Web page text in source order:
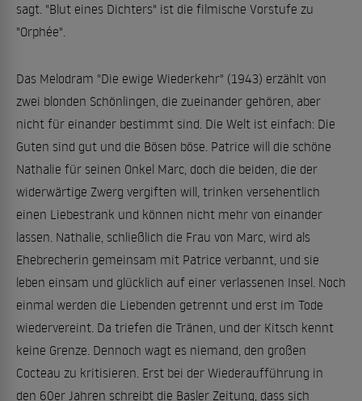
sagt. "Blut eines Dichters" ist die filmische Vorstufe zu
"Orphée".
Das Melodram "Die ewige Wiederkehr" (1943) erzählt von
zwei blonden Schönlingen, die zueinander gehören, aber
nicht für einander bestimmt sind. Die Welt ist einfach: Die
Guten sind gut und die Bösen böse. Patrice will die schöne
Nathalie für seinen Onkel Marc, doch die beiden, die der
widerwärtige Zwerg vergiften will, trinken versehentlich
einen Liebestrank und können nicht mehr von einander
lassen. Nathalie, schließlich die Frau von Marc, wird als
Ehebrecherin gemeinsam mit Patrice verbannt, und sie
leben einsam und glücklich auf einer verlassenen Insel. Noch
einmal werden die Liebenden getrennt und erst im Tode
wiedervereint. Da triefen die Tränen, und der Kitsch kennt
keine Grenze. Dennoch wagt es niemand, den großen
Cocteau zu kritisieren. Erst bei der Wiederaufführung in
den 60er Jahren schreibt die Basler Zeitung, dass sich